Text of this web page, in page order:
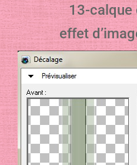
13-calque
effet